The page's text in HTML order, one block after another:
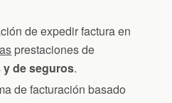
de expedir factura en
prestaciones de
de seguros.
de facturación basado